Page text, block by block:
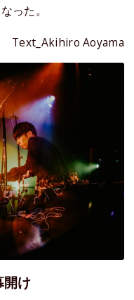
った。
Text_Akihiro Aoyama
開け